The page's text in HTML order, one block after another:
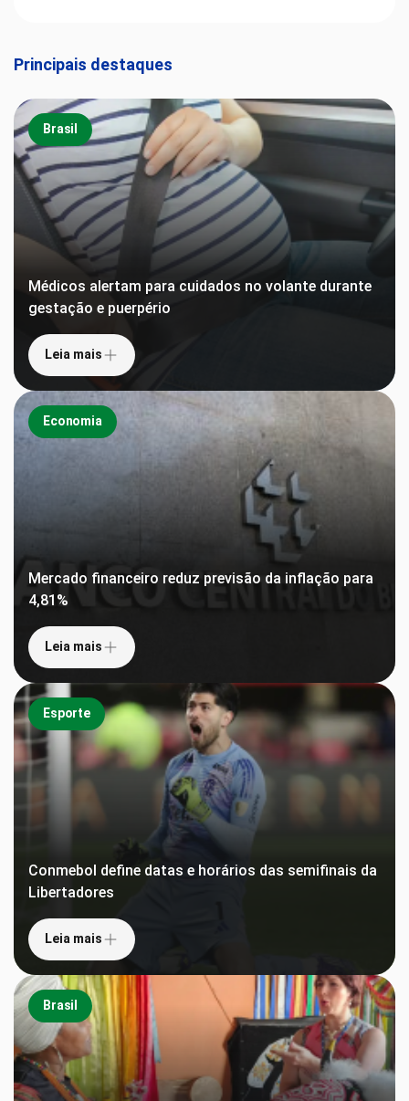
Principais destaques
Brasil
Médicos alertam para cuidados no volante durante
gestação e puerpério
Leia mais
Economia
Mercado financeiro reduz previsão da inflação para
4,81%
Leia mais
Esporte
Conmebol define datas e horários das semifinais da
Libertadores
Leia mais
Brasil